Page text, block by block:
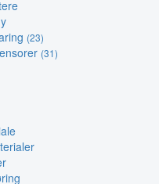
(23)
(31)